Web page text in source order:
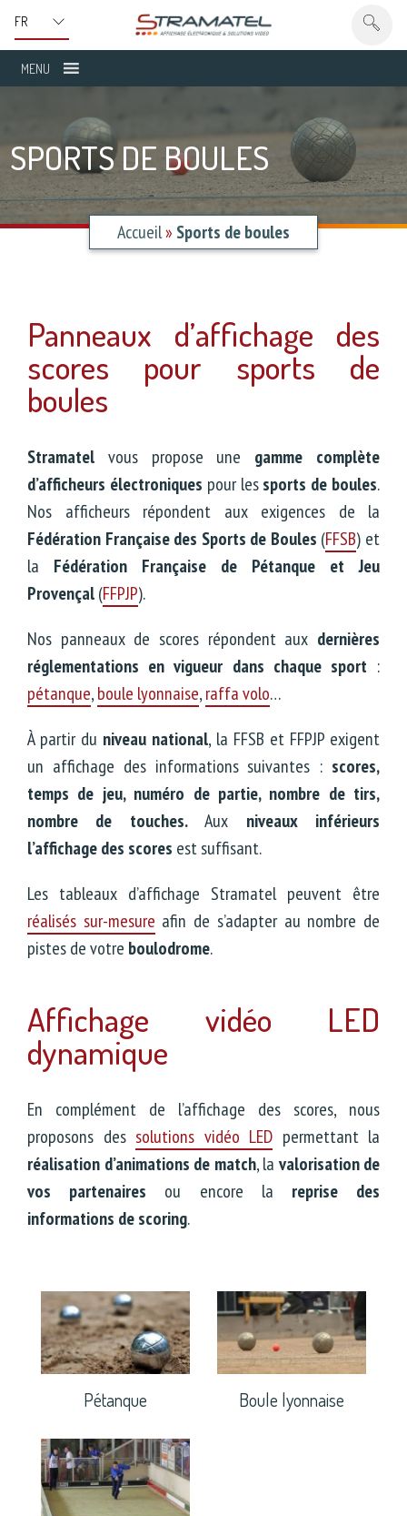
MENU
SPORTS DE BOULES
Accueil» Sports de boules
Panneaux d’affichage des
scores pour sports de
boules
Stramatel vous propose une gamme complète
d’afficheurs électroniques pour lessports de boules.
Nos afficheurs répondent aux exigences de la
Fédération Française des Sports de Boules (FFSB) et
la Fédération Française de Pétanque et Jeu
Provençal(FFPJP).
Nos panneaux de scores répondent aux dernières
réglementations en vigueur dans chaque sport :
pétanque,boule lyonnaise,raffa volo…
À partir du niveau national, la FFSB et FFPJP exigent
un affichage des informations suivantes : scores,
temps de jeu, numéro de partie, nombre de tirs,
nombre de touches.Aux niveaux inférieurs
l’affichage des scores est suffisant.
Les tableaux d’affichage Stramatel peuvent être
réalisés sur-mesure afin de s’adapter au nombre de
pistes de votre boulodrome.
Affichage vidéo LED
dynamique
En complément de l’affichage des scores, nous
proposons des solutions vidéo LED permettant la
réalisation d’animations de match, la valorisation de
vos partenaires ou encore la reprise des
informations de scoring.
Pétanque Boule lyonnaise